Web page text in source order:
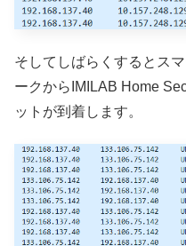
そしてしばらくするとス
ークからIMILAB Home
ットが到着します。